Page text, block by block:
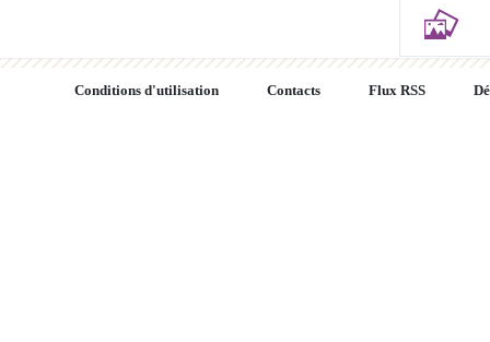
Conditions d'utilisation Contacts Flux RSS